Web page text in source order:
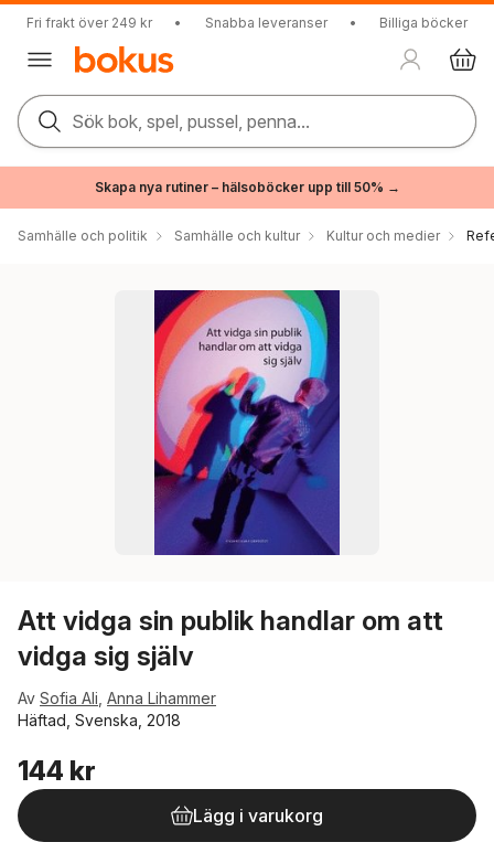
Fri frakt över 249 kr • Snabba leveranser • Billiga böcker
Sök bok, spel, pussel, penna...
Skapa nya rutiner – hälsoböcker upp till 50% →
Samhälle och politik Samhälle och kultur Kultur och medier
Att vidga sin publik handlar om att
vidga sig själv
Av Sofia Ali Anna Lihammer
Häftad, Svenska, 2018
144 kr
Lägg i varukorg